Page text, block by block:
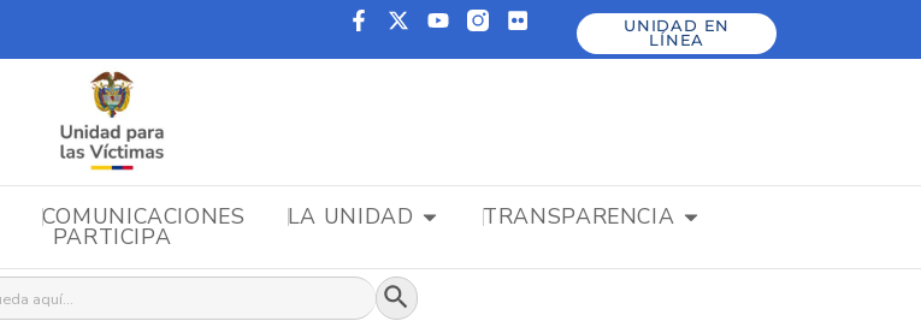
UNIDAD EN
LÍNEA
COMUNICACIONES LA UNIDAD TRANSPARENCIA
PARTICIPA
Botón de búsqueda